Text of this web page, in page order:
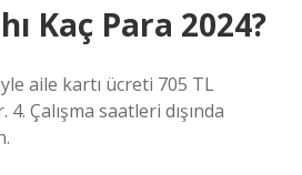
Kaç Para 2024?
aile kartı ücreti 705 TL
Çalışma saatleri dışında